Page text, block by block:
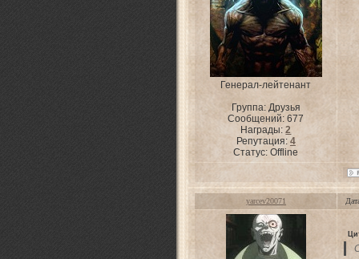
Генерал-лейтенант
Группа: Друзья
Сообщений:677
Награды:2
Репутация: 4
Статус:Offline
yarcev20071